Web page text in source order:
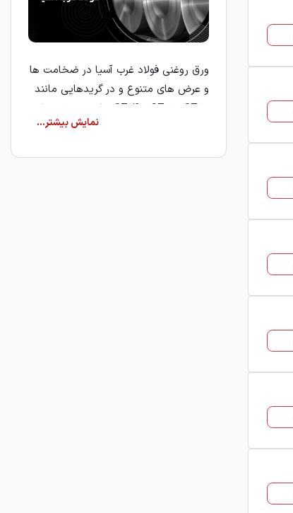
ورق روغني فولاد غرب آسيا در ضخامت ها
و عرض هاي متنوع و در گريدهايي مانند
ST12 ، ST13 و ST14 توليد مي شود. اين
محصول معمولا به صورت رول و در برخي